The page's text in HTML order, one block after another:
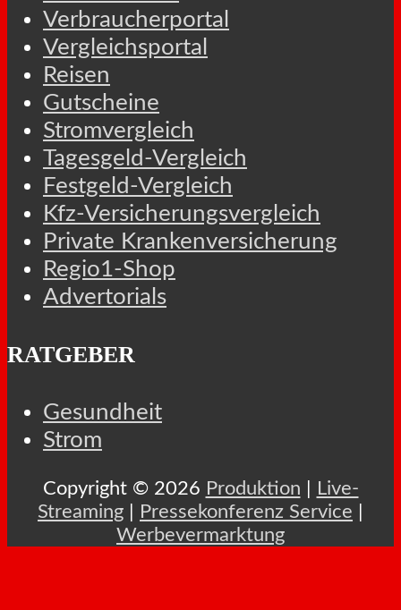
Verbraucherportal
Vergleichsportal
Reisen
Gutscheine
Stromvergleich
Tagesgeld-Vergleich
Festgeld-Vergleich
Kfz-Versicherungsvergleich
Private Krankenversicherung
Regio1-Shop
Advertorials
RATGEBER
Gesundheit
Strom
Copyright © 2026 Produktion
Live-
Streaming
Pressekonferenz Service
Werbevermarktung